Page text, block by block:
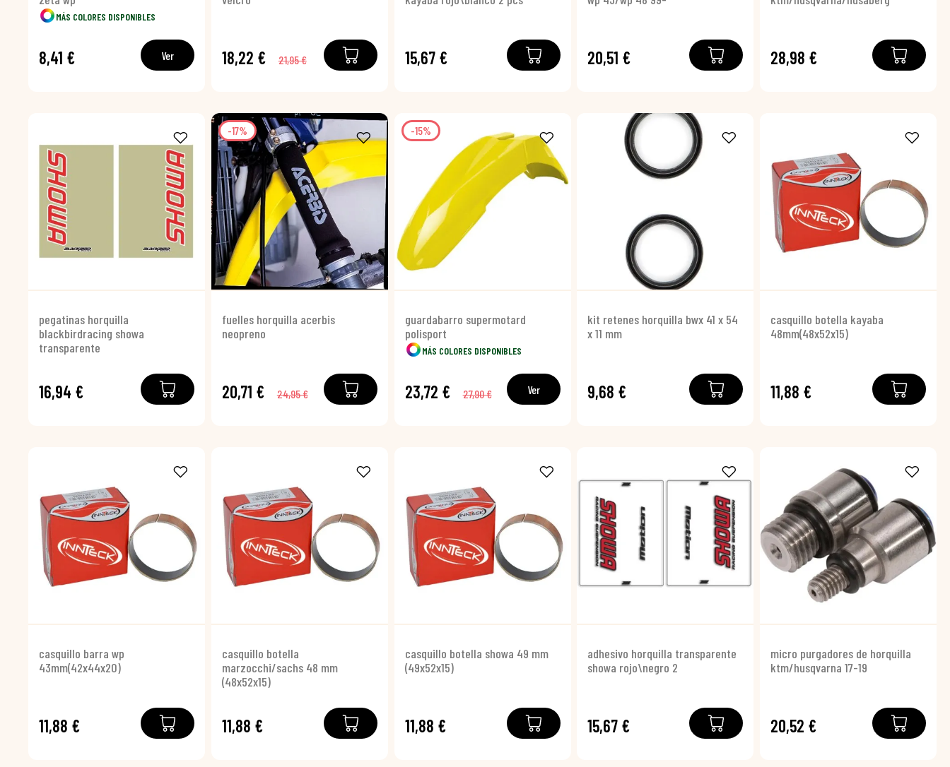
MÁS COLORES DISPONIBLES
8,41 € Ver 18,22 € 21,95 € 15,67 € 20,51 € 28,98 €
pegatinas horquilla
blackbirdracing showa
transparente
16,94 €
-17%
fuelles horquilla acerbis
neopreno
20,71 € 24,95 €
-15%
guardabarro supermotard
polisport
MÁS COLORES DISPONIBLES
23,72 € 27,90 € Ver
kit retenes horquilla bwx 41 x 54
x 11 mm
9,68 €
casquillo botella kayaba
48mm(48x52x15)
11,88 €
casquillo barra wp
43mm(42x44x20)
11,88 €
casquillo botella
marzocchi/sachs 48 mm
(48x52x15)
11,88 €
casquillo botella showa 49 mm
(49x52x15)
11,88 €
adhesivo horquilla transparente
showa rojo\negro 2
15,67 €
micro purgadores de horquilla
ktm/husqvarna 17-19
20,52 €